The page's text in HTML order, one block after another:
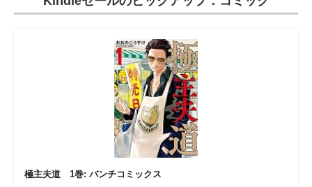
極主夫道 1巻: バンチコミックス